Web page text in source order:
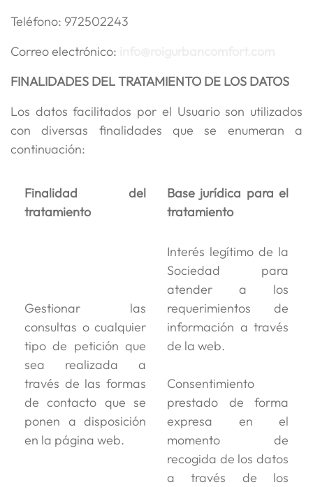
Teléfono: 972502243
Correo electrónico:
FINALIDADES DEL TRATAMIENTO DE LOS DATOS
Los datos facilitados por el Usuario son utilizados
con diversas finalidades que se enumeran a
continuación:
Finalidad del
tratamiento
Base jurídica para el
tratamiento
Gestionar las
consultas o cualquier
tipo de petición que
sea realizada a
través de las formas
de contacto que se
ponen a disposición
en la página web.
Interés legítimo de la
Sociedad para
atender a los
requerimientos de
información a través
de la web.
Consentimiento
prestado de forma
expresa en el
momento de
recogida de los datos
a través de los